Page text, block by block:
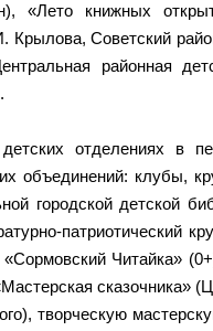
«Лето книжных
Крылова, Советский
районная
отделениях в
объединений: клубы,
городской детской
патриотический
Читайка»
сказочника»
творческую